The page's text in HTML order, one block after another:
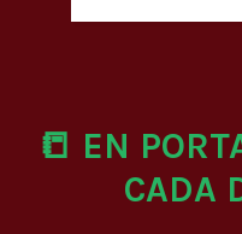
📒 EN
CADA